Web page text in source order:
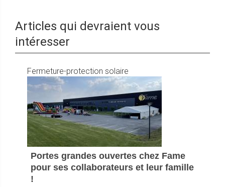
Articles qui devraient vous
intéresser
Fermeture-protection solaire
Portes grandes ouvertes chez Fame
pour ses collaborateurs et leur famille
!